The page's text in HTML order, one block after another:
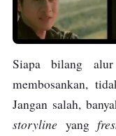
Siapa bilang
membosankan,
Jangan salah,
storyline yang